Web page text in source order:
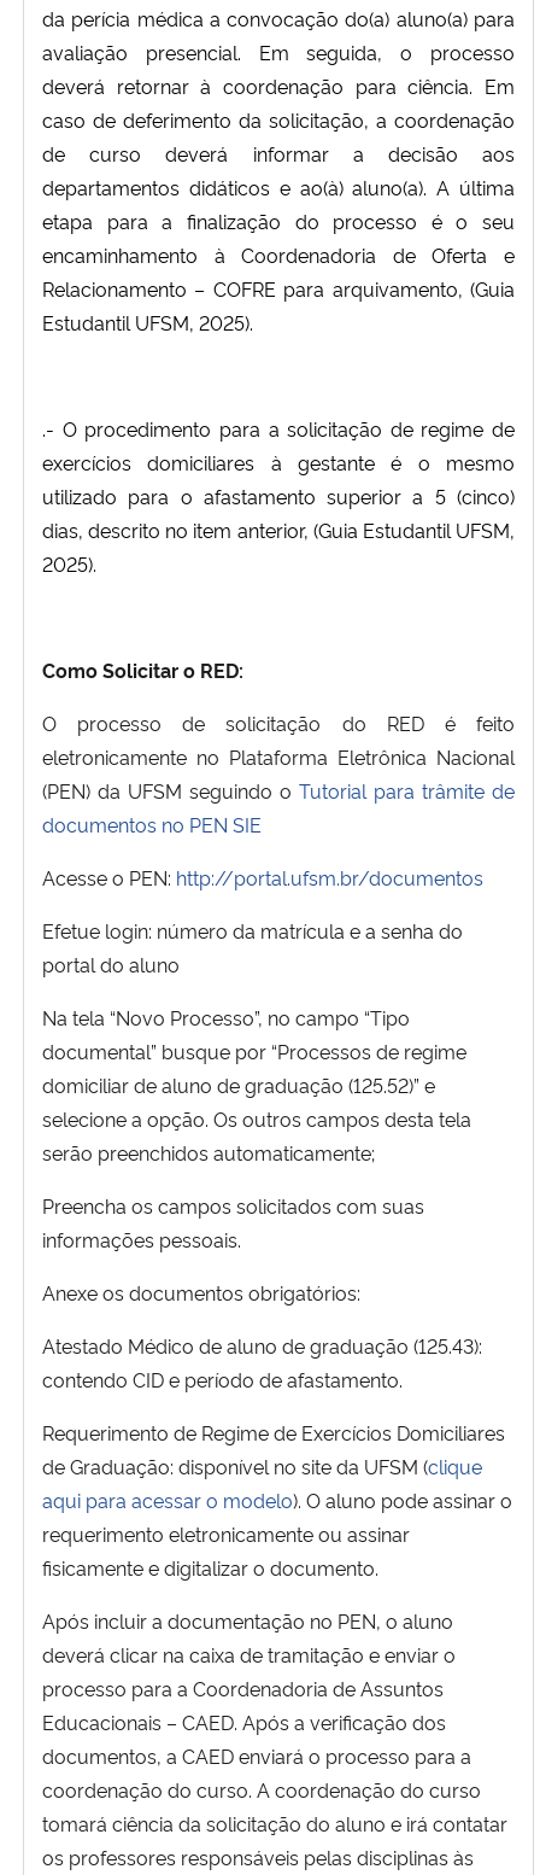
da perícia médica a convocação do(a) aluno(a) para
avaliação presencial. Em seguida, o processo
deverá retornar à coordenação para ciência. Em
caso de deferimento da solicitação, a coordenação
de curso deverá informar a decisão aos
departamentos didáticos e ao(à) aluno(a). A última
etapa para a finalização do processo é o seu
encaminhamento à Coordenadoria de Oferta e
Relacionamento – COFRE para arquivamento, (Guia
Estudantil UFSM, 2025).
.- O procedimento para a solicitação de regime de
exercícios domiciliares à gestante é o mesmo
utilizado para o afastamento superior a 5 (cinco)
dias, descrito no item anterior, (Guia Estudantil UFSM,
2025).
Como Solicitar o RED:
O processo de solicitação do RED é feito
eletronicamente no Plataforma Eletrônica Nacional
(PEN) da UFSM seguindo o Tutorial para trâmite de
documentos no PEN SIE
Acesse o PEN: http://portal.ufsm.br/documentos
Efetue login: número da matrícula e a senha do
portal do aluno
Na tela “Novo Processo”, no campo “Tipo
documental” busque por “Processos de regime
domiciliar de aluno de graduação (125.52)” e
selecione a opção. Os outros campos desta tela
serão preenchidos automaticamente;
Preencha os campos solicitados com suas
informações pessoais.
Anexe os documentos obrigatórios:
Atestado Médico de aluno de graduação (125.43):
contendo CID e período de afastamento.
Requerimento de Regime de Exercícios Domiciliares
de Graduação: disponível no site da UFSM (clique
aqui para acessar o modelo). O aluno pode assinar o
requerimento eletronicamente ou assinar
fisicamente e digitalizar o documento.
Após incluir a documentação no PEN, o aluno
deverá clicar na caixa de tramitação e enviar o
processo para a Coordenadoria de Assuntos
Educacionais – CAED. Após a verificação dos
documentos, a CAED enviará o processo para a
coordenação do curso. A coordenação do curso
tomará ciência da solicitação do aluno e irá contatar
os professores responsáveis pelas disciplinas às